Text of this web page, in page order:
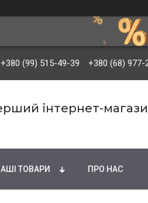
+380 (99) 515-49-39 +380 (68) 977-
інтернет-
ТОВАРИ ПРО НАС